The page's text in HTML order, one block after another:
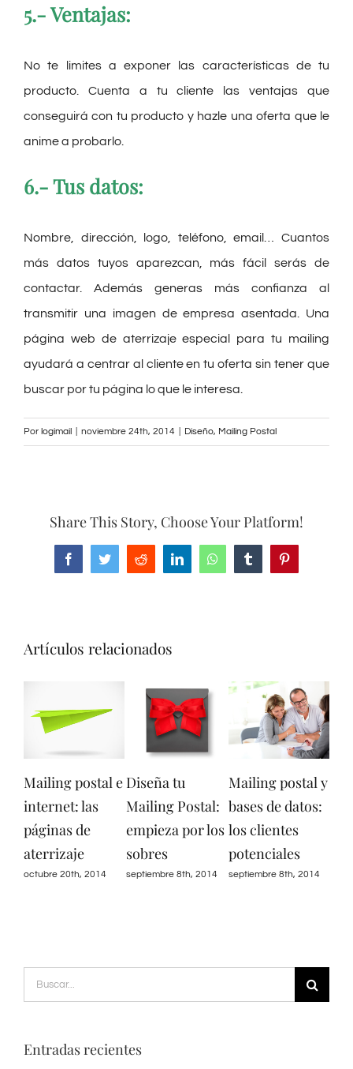
5.- Ventajas:
No te limites a exponer las características de tu
producto. Cuenta a tu cliente las ventajas que
conseguirá con tu producto y hazle una oferta que le
anime a probarlo.
6.- Tus datos:
Nombre, dirección, logo, teléfono, email… Cuantos
más datos tuyos aparezcan, más fácil serás de
contactar. Además generas más confianza al
transmitir una imagen de empresa asentada. Una
página web de aterrizaje especial para tu mailing
ayudará a centrar al cliente en tu oferta sin tener que
buscar por tu página lo que le interesa.
Por logimail noviembre 24th, 2014 Diseño, Mailing Postal
Share This Story, Choose Your Platform!
FacebookTwitterReddit LinkedInWhatsAppTumblr
Artículos relacionados
postal e
las
de
20th, 2014
Diseña tu
Mailing Postal:
empieza por los
sobres
septiembre 8th, 2014
Mailing postal y
bases de datos:
los clientes
potenciales
septiembre 8th, 2014
Mailing
diseño y
creatividad
septiembre 8th,
Buscar:
Entradas recientes